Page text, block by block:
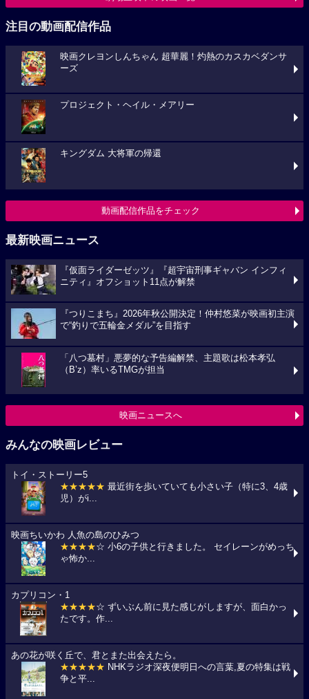
注目の動画配信作品
映画クレヨンしんちゃん 超華麗！灼熱のカスカベダンサ
ーズ
プロジェクト・ヘイル・メアリー
キングダム 大将軍の帰還
動画配信作品をチェック
最新映画ニュース
『仮面ライダーゼッツ』『超宇宙刑事ギャバン インフィ
ニティ』オフショット11点が解禁
『つりこまち』2026年秋公開決定！仲村悠菜が映画初主演
で“釣りで五輪金メダル”を目指す
「八つ墓村」悪夢的な予告編解禁、主題歌は松本孝弘
（B’z）率いるTMGが担当
映画ニュースへ
みんなの映画レビュー
トイ・ストーリー5
★★★★★ 最近街を歩いていても小さい子（特に3、4歳
児）がi...
映画ちいかわ 人魚の島のひみつ
★★★★☆ 小6の子供と行きました。 セイレーンがめっち
ゃ怖か...
カプリコン・1
★★★★☆ ずいぶん前に見た感じがしますが、面白かっ
たです。作...
あの花が咲く丘で、君とまた出会えたら。
★★★★★ NHKラジオ深夜便明日への言葉,夏の特集は戦
争と平...